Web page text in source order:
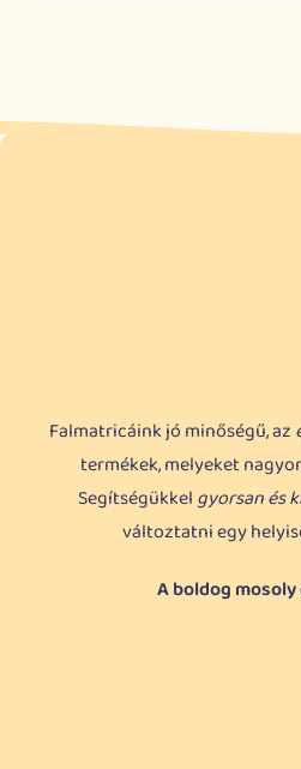
Falmatricáink jó minőségű, az
termékek, melyeket
Segítségükkelgyorsan és
változtatni egy
A boldog